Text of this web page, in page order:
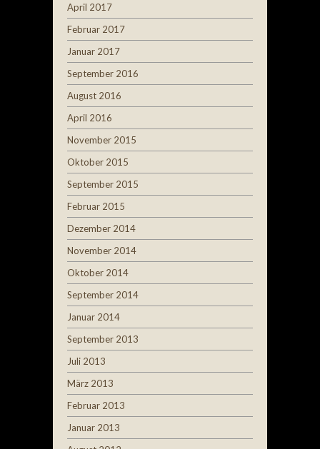
April 2017
Februar 2017
Januar 2017
September 2016
August 2016
April 2016
November 2015
Oktober 2015
September 2015
Februar 2015
Dezember 2014
November 2014
Oktober 2014
September 2014
Januar 2014
September 2013
Juli 2013
März 2013
Februar 2013
Januar 2013